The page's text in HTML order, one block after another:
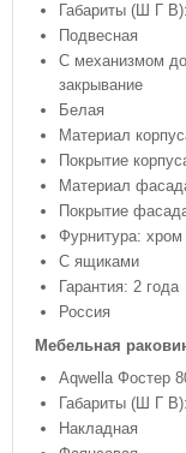
Габариты (Ш Г
Подвесная
С механизмом
закрывание
Белая
Материал
Покрытие
Материал
Покрытие
Фурнитура: хром
С ящиками
Гарантия: 2 года
Россия
Мебельная
Aqwella Фостер
Габариты (Ш Г
Накладная